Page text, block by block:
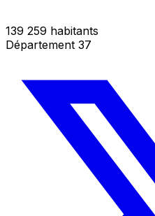
139 259 habitants
Département 37